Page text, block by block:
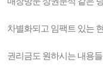
차별화되고 임팩트 있는
권리금도 원하시는 내용